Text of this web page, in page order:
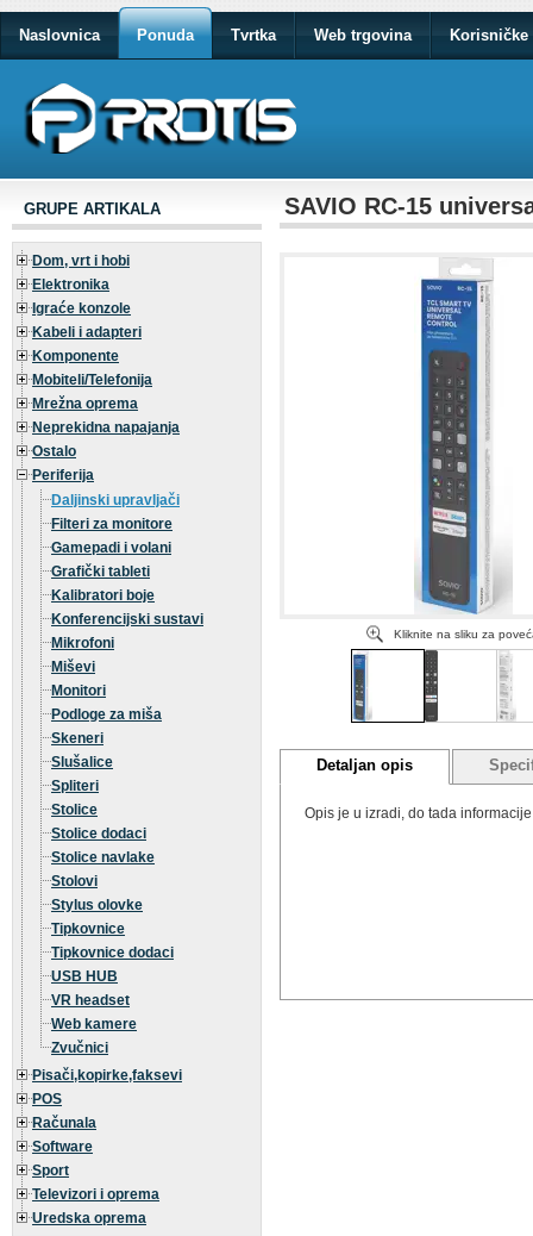
Naslovnica Ponuda Tvrtka Web trgovina Korisničke
GRUPE ARTIKALA
Dom, vrt i hobi
Elektronika
Igraće konzole
Kabeli i adapteri
Komponente
Mobiteli/Telefonija
Mrežna oprema
Neprekidna napajanja
Ostalo
Periferija
Daljinski upravljači
Filteri za monitore
Gamepadi i volani
Grafički tableti
Kalibratori boje
Konferencijski sustavi
Mikrofoni
Miševi
Monitori
Podloge za miša
Skeneri
Slušalice
Spliteri
Stolice
Stolice dodaci
Stolice navlake
Stolovi
Stylus olovke
Tipkovnice
Tipkovnice dodaci
USB HUB
VR headset
Web kamere
Zvučnici
Pisači,kopirke,faksevi
POS
Računala
Software
Sport
Televizori i oprema
Uredska oprema
SAVIO RC-15
Kliknite na sliku za
Detaljan opis
Opis je u izradi, do tada